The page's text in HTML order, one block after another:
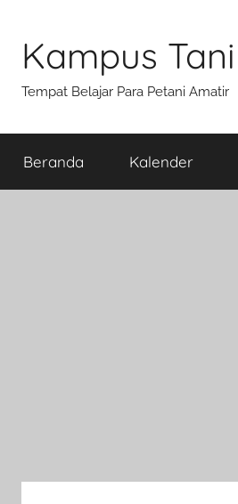
content
Kampus Tani
Tempat Belajar Para Petani Amatir
Beranda Kalender